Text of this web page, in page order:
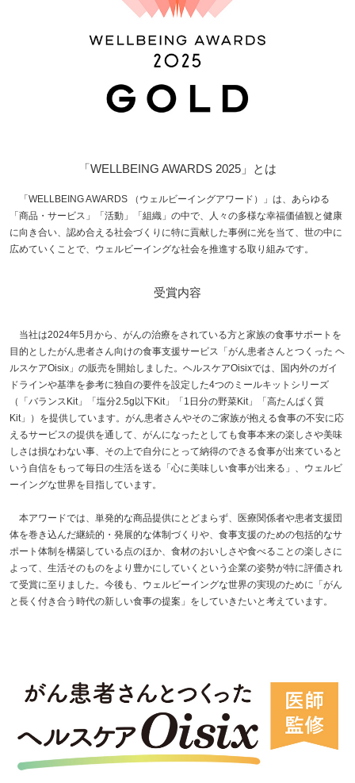
「WELLBEING AWARDS 2025」とは
「WELLBEING AWARDS （ウェルビーイングアワード）」は、あらゆる
「商品・サービス」「活動」「組織」の中で、人々の多様な幸福価値観と健康
に向き合い、認め合える社会づくりに特に貢献した事例に光を当て、世の中に
広めていくことで、ウェルビーイングな社会を推進する取り組みです。
受賞内容
当社は2024年5月から、がんの治療をされている方と家族の食事サポートを
目的としたがん患者さん向けの食事支援サービス「がん患者さんとつくった ヘ
ルスケアOisix」の販売を開始しました。ヘルスケアOisixでは、国内外のガイ
ドラインや基準を参考に独自の要件を設定した4つのミールキットシリーズ
（「バランスKit」「塩分2.5g以下Kit」「1日分の野菜Kit」「高たんぱく質
Kit」）を提供しています。がん患者さんやそのご家族が抱える食事の不安に応
えるサービスの提供を通して、がんになったとしても食事本来の楽しさや美味
しさは損なわない事、その上で自分にとって納得のできる食事が出来ていると
いう自信をもって毎日の生活を送る「心に美味しい食事が出来る」、ウェルビ
ーイングな世界を目指しています。
本アワードでは、単発的な商品提供にとどまらず、医療関係者や患者支援団
体を巻き込んだ継続的・発展的な体制づくりや、食事支援のための包括的なサ
ポート体制を構築している点のほか、食材のおいしさや食べることの楽しさに
よって、生活そのものをより豊かにしていくという企業の姿勢が特に評価され
て受賞に至りました。今後も、ウェルビーイングな世界の実現のために「がん
と長く付き合う時代の新しい食事の提案」をしていきたいと考えています。